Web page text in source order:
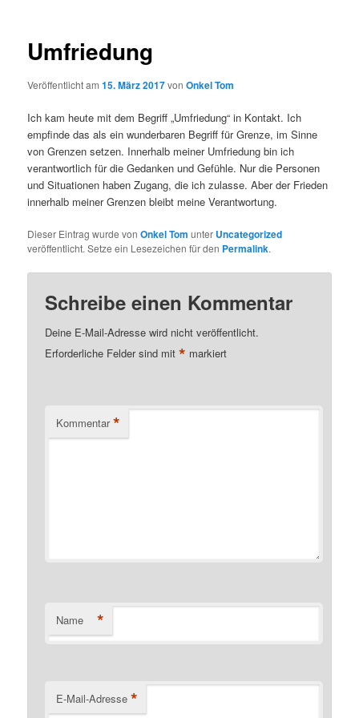
Umfriedung
Veröffentlicht am15. März 2017vonOnkel Tom
Ich kam heute mit dem Begriff „Umfriedung“ in Kontakt. Ich
empfinde das als ein wunderbaren Begriff für Grenze, im Sinne
von Grenzen setzen. Innerhalb meiner Umfriedung bin ich
verantwortlich für die Gedanken und Gefühle. Nur die Personen
und Situationen haben Zugang, die ich zulasse. Aber der Frieden
innerhalb meiner Grenzen bleibt meine Verantwortung.
Dieser Eintrag wurde vonOnkel Tom unter Uncategorized
veröffentlicht. Setze ein Lesezeichen für den Permalink.
Schreibe einen Kommentar
Deine E-Mail-Adresse wird nicht veröffentlicht.
Erforderliche Felder sind mit* markiert
Kommentar *
Name *
E-Mail-Adresse *